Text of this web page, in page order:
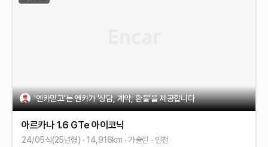
'엔카믿고'는 엔카가 '상담, 계약, 환불'을 제공합니다
아르카나 1.6 GTe 아이코닉
24/05식(25년형) 14,916km 가솔린 인천